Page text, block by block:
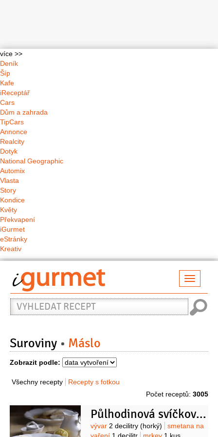
více >>
Deník
Šíp
Kafe
iReceptář
Cars
Dům a zahrada
TipCars
Annonce
Realcity
Dotyk
National Geographic
Automix
Vlasta
Story
Kondice
Květy
Překvapení
iGurmet
eStránky
Kreativ
Vyhledat
recept
Suroviny Máslo
Zobrazit podle:
Všechny recepty
Recepty s fotkou
Počet receptů: 3005
Půlhodinová svíčková omáčka
Suroviny
vývar 2 decilitry (horký)
smetana na